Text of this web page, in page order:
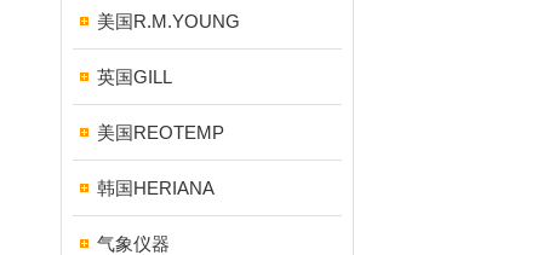
美国R.M.YOUNG
英国GILL
美国REOTEMP
韩国HERIANA
气象仪器